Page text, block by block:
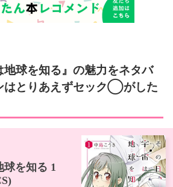
地球を知る』の魅力をネタバ
はとりあえずセック◯がした